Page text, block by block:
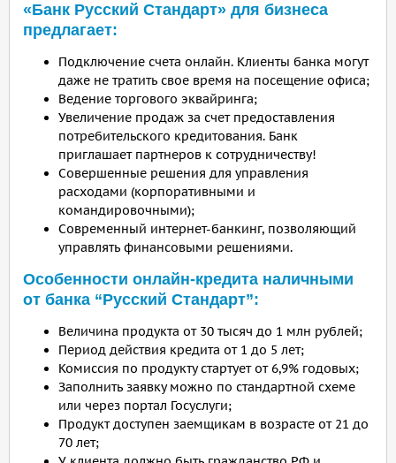
«Банк Русский Стандарт» для бизнеса
предлагает:
Подключение счета онлайн. Клиенты банка могут
даже не тратить свое время на посещение офиса;
Ведение торгового эквайринга;
Увеличение продаж за счет предоставления
потребительского кредитования. Банк
приглашает партнеров к сотрудничеству!
Совершенные решения для управления
расходами (корпоративными и
командировочными);
Современный интернет-банкинг, позволяющий
управлять финансовыми решениями.
Особенности онлайн-кредита наличными
от банка “Русский Стандарт”:
Величина продукта от 30 тысяч до 1 млн рублей;
Период действия кредита от 1 до 5 лет;
Комиссия по продукту стартует от 6,9% годовых;
Заполнить заявку можно по стандартной схеме
или через портал Госуслуги;
Продукт доступен заемщикам в возрасте от 21 до
70 лет;